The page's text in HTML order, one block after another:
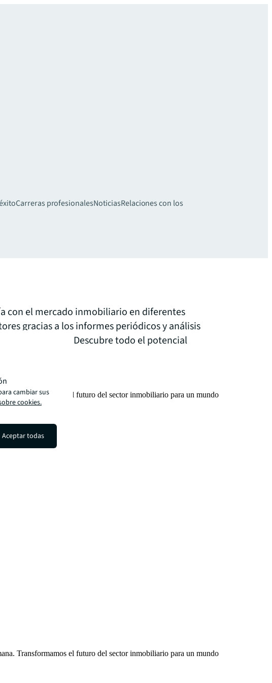
Carreras profesionalesNoticiasRelaciones con los
con el mercado inmobiliario en diferentes
gracias a los informes periódicos y análisis
de expertos. Descubre todo el potencial
Transformamos el futuro del sector inmobiliario para un mundo
Transformamos el futuro del sector inmobiliario para un mundo
cambiar sus
cookies.
Aceptar todas